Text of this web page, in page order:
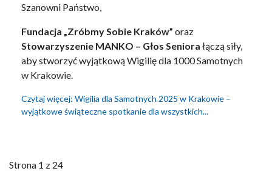
Szanowni Państwo,
Fundacja „Zróbmy Sobie Kraków” oraz
Stowarzyszenie MANKO – Głos Seniora łączą siły,
aby stworzyć wyjątkową Wigilię dla 1000 Samotnych
w Krakowie.
Czytaj więcej: Wigilia dla Samotnych 2025 w Krakowie –
wyjątkowe świąteczne spotkanie dla wszystkich...
Strona 1 z 24